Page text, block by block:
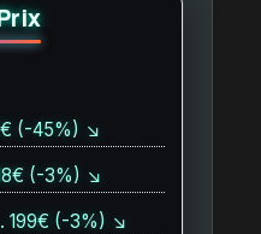
(-45%) ↘
(-3%) ↘
199€ (-3%) ↘